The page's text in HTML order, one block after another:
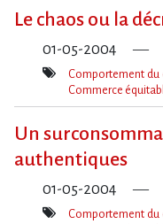
Le chaos ou la
01-05-2004
Mot(s)-
Comportement
Commerce
Un
authentiques
01-05-2004
Comportement